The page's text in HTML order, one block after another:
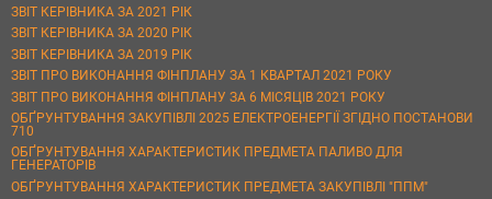
ЗВІТ КЕРІВНИКА ЗА 2021 РІК
ЗВІТ КЕРІВНИКА ЗА 2020 РІК
ЗВІТ КЕРІВНИКА ЗА 2019 РІК
ЗВІТ ПРО ВИКОНАННЯ ФІНПЛАНУ ЗА 1 КВАРТАЛ 2021 РОКУ
ЗВІТ ПРО ВИКОНАННЯ ФІНПЛАНУ ЗА 6 МІСЯЦІВ 2021 РОКУ
ОБҐРУНТУВАННЯ ЗАКУПІВЛІ 2025 ЕЛЕКТРОЕНЕРГІЇ ЗГІДНО ПОСТАНОВИ
710
ОБҐРУНТУВАННЯ ХАРАКТЕРИСТИК ПРЕДМЕТА ПАЛИВО ДЛЯ
ГЕНЕРАТОРІВ
ОБҐРУНТУВАННЯ ХАРАКТЕРИСТИК ПРЕДМЕТА ЗАКУПІВЛІ "ППМ"